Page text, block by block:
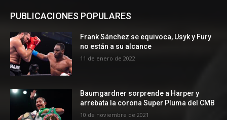
PUBLICACIONES POPULARES
Frank Sánchez se equivoca, Usyk y Fury
no están a su alcance
11 de enero de 2022
Baumgardner sorprende a Harper y
arrebata la corona Super Pluma del CMB
10 de noviembre de 2021